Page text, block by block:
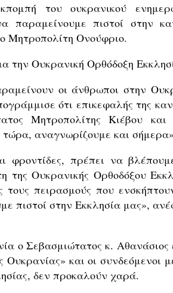
του ουκρανικού
παραμείνουμε πιστοί στην
Μητροπολίτη Ονούφριο.
την Ουκρανική Ορθόδοξη
οι άνθρωποι στην
ότι επικεφαλής της
Μητροπολίτης Κιέβου και
αναγνωρίζουμε και
φροντίδες, πρέπει να
της Ουκρανικής Ορθοδόξου
πειρασμούς που
πιστοί στην Εκκλησία μας»,
ο Σεβασμιώτατος κ. Αθανάσιος
Ουκρανίας» και οι συνδεόμενοι
δεν προκαλούν χαρά.